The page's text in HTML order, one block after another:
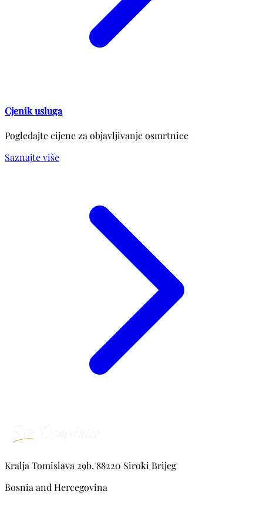
Cjenik usluga
Pogledajte cijene za objavljivanje osmrtnice
Saznajte više
Kralja Tomislava 29b, 88220 Siroki Brijeg
Bosnia and Hercegovina